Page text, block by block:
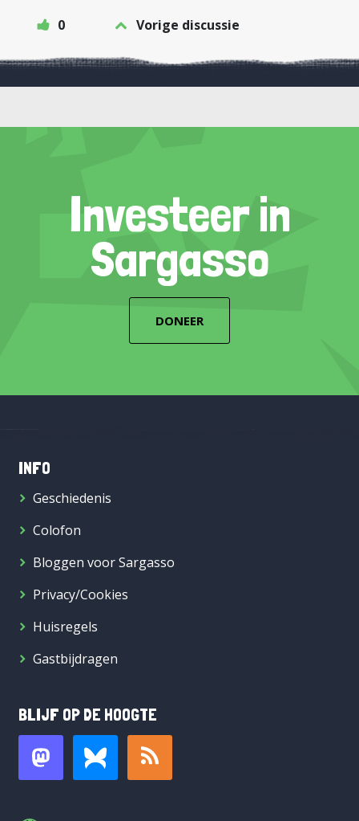
0 Vorige discussie
Investeer in
Sargasso
DONEER
INFO
Geschiedenis
Colofon
Bloggen voor Sargasso
Privacy/Cookies
Huisregels
Gastbijdragen
BLIJF OP DE HOOGTE